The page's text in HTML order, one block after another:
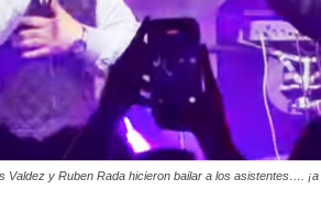
Valdez y Ruben Rada hicieron bailar a los asistentes….